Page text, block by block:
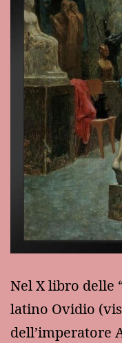
Nel X libro delle
latino Ovidio
dell’imperatore